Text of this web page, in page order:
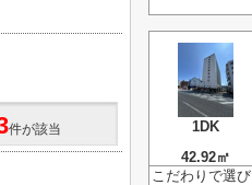
1DK
42.92㎡
こだわりで選
件が該当